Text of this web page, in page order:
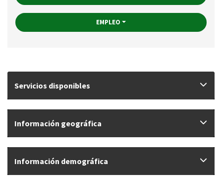
EMPLEO
Servicios disponibles
Información geográfica
Información demográfica